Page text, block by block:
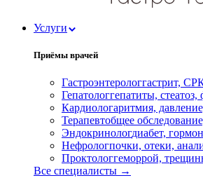
Услуги
Приёмы врачей
Гастроэнтерологгастрит,
Гепатологгепатиты, стеатоз,
Кардиологаритмия,
Терапевтобщее
Эндокринологдиабет,
Нефрологпочки, отеки,
Проктологгеморрой,
Все специалисты →